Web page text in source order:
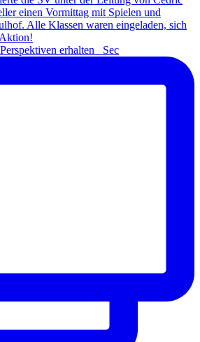
erhalten Sec